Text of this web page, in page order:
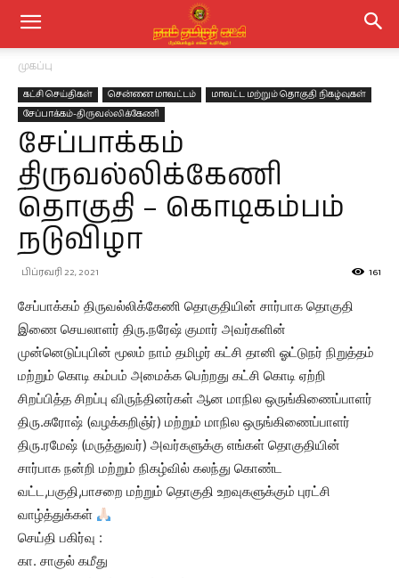
முகப்பு
கட்சி செய்திகள் சென்னை மாவட்டம்
மாவட்ட மற்றும் தொகுதி நிகழ்வுகள்
சேப்பாக்கம்-திருவல்லிக்கேணி
சேப்பாக்கம்
திருவல்லிக்கேணி
தொகுதி – கொடிகம்பம்
நடுவிழா
பிப்ரவரி 22, 2021 161
சேப்பாக்கம் திருவல்லிக்கேணி தொகுதியின் சார்பாக தொகுதி
இணை செயலாளர் திரு.நரேஷ் குமார் அவர்களின்
முன்னெடுப்புபின் மூலம் நாம் தமிழர் கட்சி தானி ஓட்டுநர் நிறுத்தம்
மற்றும் கொடி கம்பம் அமைக்க பெற்றது கட்சி கொடி ஏற்றி
சிறப்பித்த சிறப்பு விருந்தினர்கள் ஆன மாநில ஒருங்கிணைப்பாளர்
திரு.சுரோஷ் (வழக்கறிஞ்ர்) மற்றும் மாநில ஒருங்கிணைப்பாளர்
திரு.ரமேஷ் (மருத்துவர்) அவர்களுக்கு எங்கள் தொகுதியின்
சார்பாக நன்றி மற்றும் நிகழ்வில் கலந்து கொண்ட
வட்ட,பகுதி,பாசறை மற்றும் தொகுதி உறவுகளுக்கும் புரட்சி
வாழ்த்துக்கள்
செய்தி பகிர்வு :
கா. சாகுல் கமீது